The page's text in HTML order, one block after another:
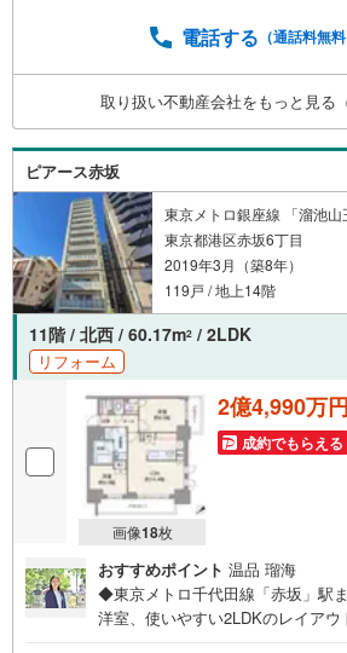
ライフプランのシミュレーション
ただくとご見学がスムーズにご案
住まいへの「希望」を形にするべ
いただきます。お会いできる日を
電話する （通話料無料
取り扱い不動産会社をもっと見る
ピアース赤坂
東京メトロ銀座線 「溜池
東京都港区赤坂6丁目
2019年3月（築8年）
119戸 / 地上14階
11階 / 北西 / 60.17m2 / 2LDK
リフォーム
画像18枚
2億4,990万円
成約でもらえる
おすすめポイント 温品 瑠海
◆東京メトロ千代田線「赤坂」駅
洋室、使いやすい2LDKのレイア